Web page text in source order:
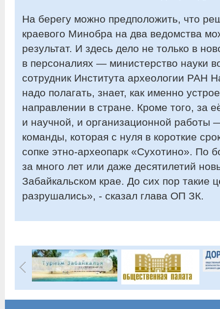
На берегу можно предположить, что
краевого Минобра на два ведомства
результат. И здесь дело не только в
в персоналиях — министерство науки
сотрудник Института археологии РАН
надо полагать, знает, как именно
направлении в стране. Кроме того, за
и научной, и организационной работы
команды, которая с нуля в короткие
сопке этно-археопарк «Сухотино». По
за много лет или даже десятилетий
Забайкальском крае. До сих пор такие
разрушались», - сказал глава ОП ЗК.